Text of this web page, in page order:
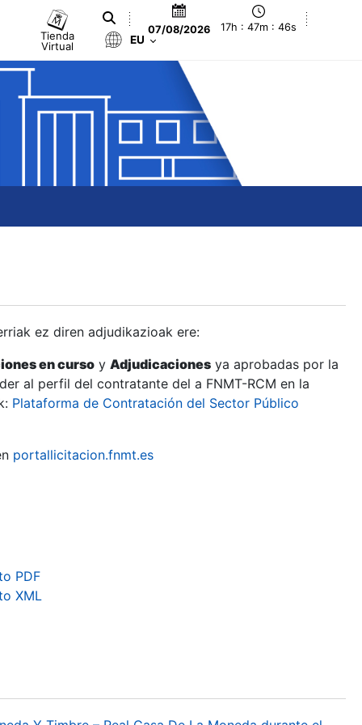
Tienda
Virtual
07/08/2026 17h : 47m : 47s
EU
ez diren adjudikazioak ere:
en curso y Adjudicaciones ya aprobadas por la
al perfil del contratante del a FNMT-RCM en la
Plataforma de Contratación del Sector Público
portallicitacion.fnmt.es
PDF
XML